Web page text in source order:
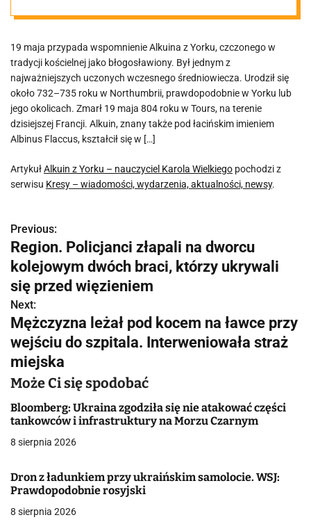
19 maja przypada wspomnienie Alkuina z Yorku, czczonego w
tradycji kościelnej jako błogosławiony. Był jednym z
najważniejszych uczonych wczesnego średniowiecza. Urodził się
około 732–735 roku w Northumbrii, prawdopodobnie w Yorku lub
jego okolicach. Zmarł 19 maja 804 roku w Tours, na terenie
dzisiejszej Francji. Alkuin, znany także pod łacińskim imieniem
Albinus Flaccus, kształcił się w […]
ArtykułAlkuin z Yorku – nauczyciel Karola Wielkiego pochodzi z
serwisu Kresy – wiadomości, wydarzenia, aktualności, newsy.
N
a
w
i
g
a
c
j
a
w
p
Previous:
Region. Policjanci złapali na dworcu
kolejowym dwóch braci, którzy ukrywali
się przed więzieniem
Next:
Mężczyzna leżał pod kocem na ławce przy
wejściu do szpitala. Interweniowała straż
miejska
Może Ci się spodobać
Bloomberg: Ukraina zgodziła się nie atakować części
tankowców i infrastruktury na Morzu Czarnym
8 sierpnia 2026
Dron z ładunkiem przy ukraińskim samolocie. WSJ:
Prawdopodobnie rosyjski
8 sierpnia 2026